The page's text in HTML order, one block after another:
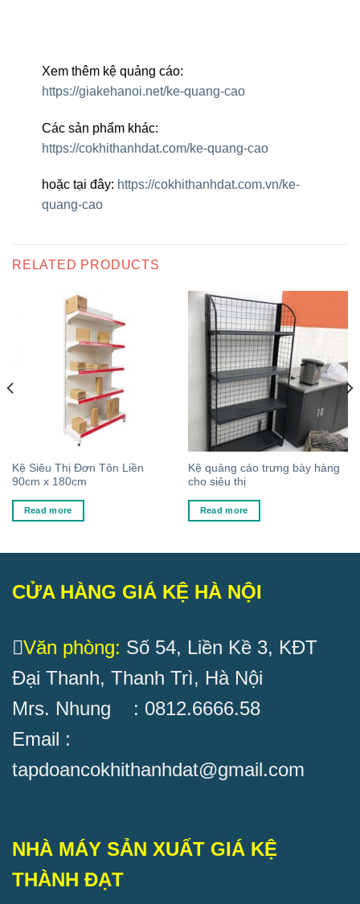
Xem thêm kệ quảng cáo:
https://giakehanoi.net/ke-quang-cao
Các sản phẩm khác:
https://cokhithanhdat.com/ke-quang-cao
hoặc tại đây: https://cokhithanhdat.com.vn/ke-
quang-cao
RELATED PRODUCTS
Kệ Siêu Thị Đơn Tôn Liền
90cm x 180cm
Read more
Kệ quảng cáo trưng bày hàng
cho siêu thị
Read more
CỬA HÀNG GIÁ KỆ HÀ NỘI
Văn phòng: Số 54, Liền Kề 3, KĐT
Đại Thanh, Thanh Trì, Hà Nội
Mrs. Nhung : 0812.6666.58
Email :
tapdoancokhithanhdat@gmail.com
NHÀ MÁY SẢN XUẤT GIÁ KỆ
THÀNH ĐẠT